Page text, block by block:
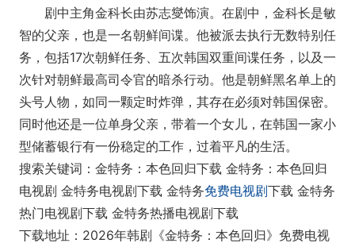
剧中主角金科长由苏志燮饰演。在剧中，金科长是敏
智的父亲，也是一名朝鲜间谍。他被派去执行无数特别任
务，包括17次朝鲜任务、五次韩国双重间谍任务，以及一
次针对朝鲜最高司令官的暗杀行动。他是朝鲜黑名单上的
头号人物，如同一颗定时炸弹，其存在必须对韩国保密。
同时他还是一位单身父亲，带着一个女儿，在韩国一家小
型储蓄银行有一份稳定的工作，过着平凡的生活。
搜索关键词：金特务：本色回归下载 金特务：本色回归
电视剧 金特务电视剧下载 金特务免费电视剧下载 金特务
热门电视剧下载 金特务热播电视剧下载
下载地址：2026年韩剧《金特务：本色回归》免费电视